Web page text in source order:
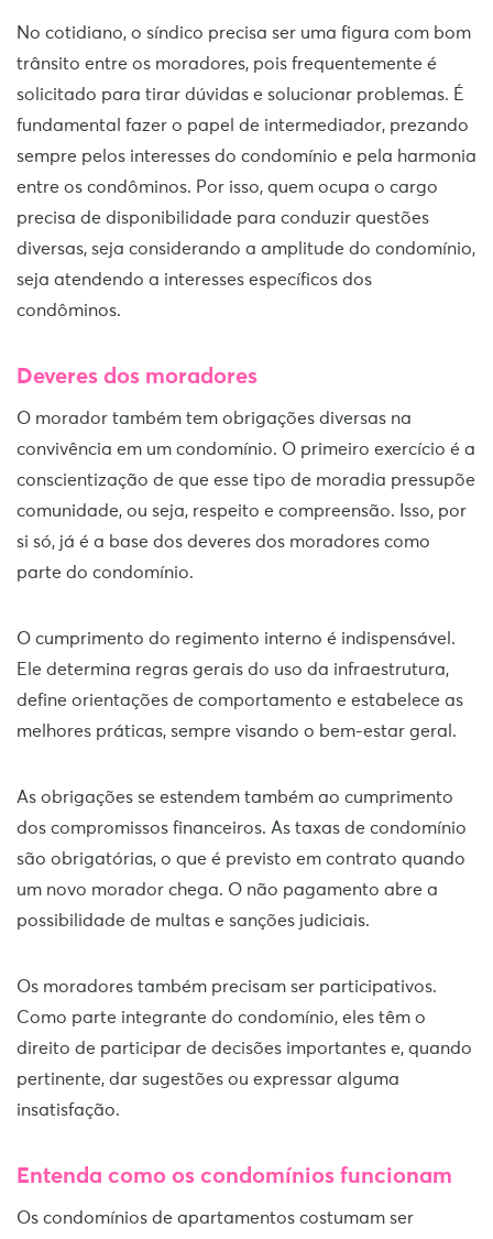
No cotidiano, o síndico precisa ser uma figura com bom
trânsito entre os moradores, pois frequentemente é
solicitado para tirar dúvidas e solucionar problemas. É
fundamental fazer o papel de intermediador, prezando
sempre pelos interesses do condomínio e pela harmonia
entre os condôminos. Por isso, quem ocupa o cargo
precisa de disponibilidade para conduzir questões
diversas, seja considerando a amplitude do condomínio,
seja atendendo a interesses específicos dos
condôminos.
Deveres dos moradores
O morador também tem obrigações diversas na
convivência em um condomínio. O primeiro exercício é a
conscientização de que esse tipo de moradia pressupõe
comunidade, ou seja, respeito e compreensão. Isso, por
si só, já é a base dos deveres dos moradores como
parte do condomínio.
O cumprimento do regimento interno é indispensável.
Ele determina regras gerais do uso da infraestrutura,
define orientações de comportamento e estabelece as
melhores práticas, sempre visando o bem-estar geral.
As obrigações se estendem também ao cumprimento
dos compromissos financeiros. As taxas de condomínio
são obrigatórias, o que é previsto em contrato quando
um novo morador chega. O não pagamento abre a
possibilidade de multas e sanções judiciais.
Os moradores também precisam ser participativos.
Como parte integrante do condomínio, eles têm o
direito de participar de decisões importantes e, quando
pertinente, dar sugestões ou expressar alguma
insatisfação.
Entenda como os condomínios funcionam
Os condomínios de apartamentos costumam ser